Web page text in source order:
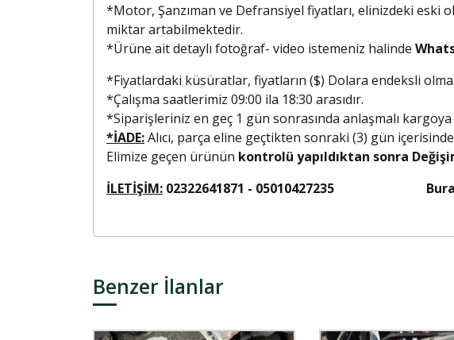
*Motor, Şanzıman ve Defransiyel fiyatları, elinizdeki eski
miktar artabilmektedir.
*Ürüne ait detaylı fotoğraf- video istemeniz halinde
*Fiyatlardaki küsüratlar, fiyatların ($) Dolara endeksli
*Çalışma saatlerimiz 09:00 ila 18:30 arasıdır.
*Siparişleriniz en geç 1 gün sonrasında anlaşmalı
*İADE:Alıcı, parça eline geçtikten sonraki (3) gün
Elimize geçen ürünün kontrolü yapıldıktan sonra
İLETİŞİM: 02322641871 - 05010427235 Burak
Benzer İlanlar